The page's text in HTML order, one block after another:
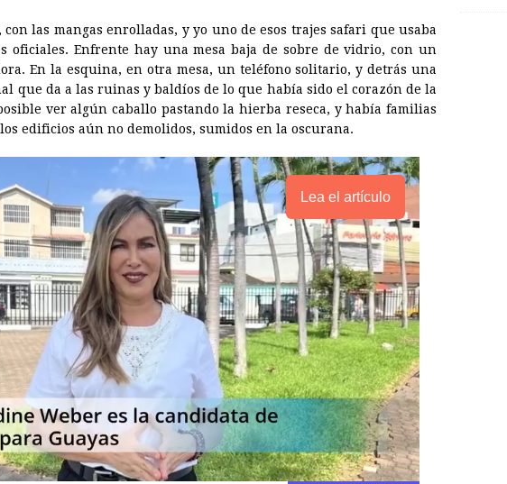
las mangas enrolladas, y yo uno de esos trajes safari que usaba
oficiales. Enfrente hay una mesa baja de sobre de vidrio, con un
En la esquina, en otra mesa, un teléfono solitario, y detrás una
que da a las ruinas y baldíos de lo que había sido el corazón de la
ver algún caballo pastando la hierba reseca, y había familias
edificios aún no demolidos, sumidos en la oscurana.
Lea el artículo